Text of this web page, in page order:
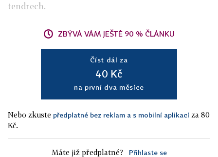
tendrech.
ZBÝVÁ VÁM JEŠTĚ 90 % ČLÁNKU
Číst dál za
40 Kč
na první dva měsíce
Nebo zkuste předplatné bez reklam a s mobilní aplikací za 80
Kč.
Máte již předplatné? Přihlaste se